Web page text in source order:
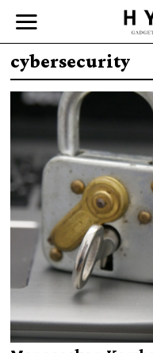
cybersecurity